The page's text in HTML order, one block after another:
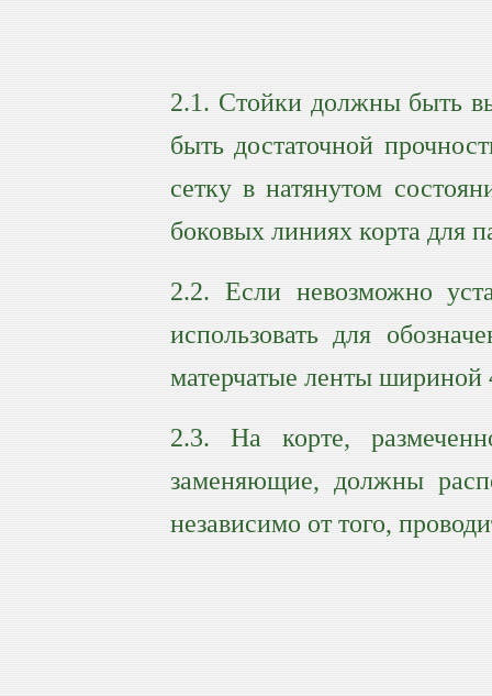
2.1. Стойки должны быть
быть достаточной
сетку в натянутом
боковых линиях корта для
2.2. Если невозможно
использовать для
матерчатые ленты
2.3. На корте,
заменяющие, должны
независимо от того,